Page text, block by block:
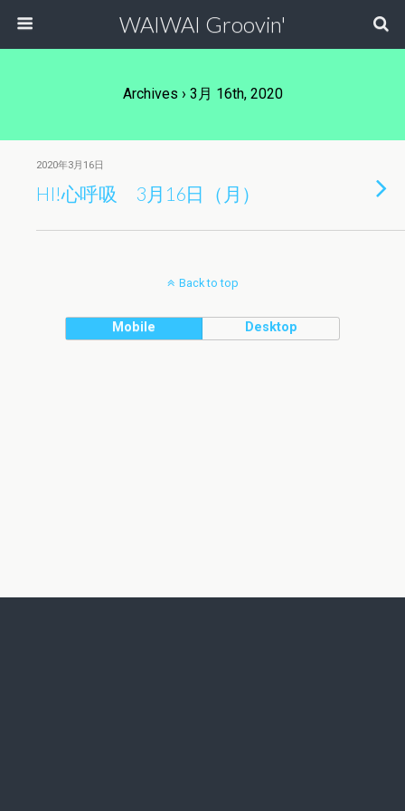
WAIWAI Groovin'
Archives › 3月 16th, 2020
2020年3月16日
HI!心呼吸 3月16日（月）
Back to top
Mobile Desktop